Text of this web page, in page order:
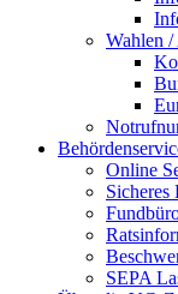
Wahlen /
Online
SEPA